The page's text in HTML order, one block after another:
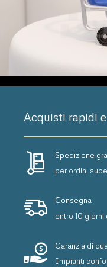
Acquisti rapidi
Spedizione
per ordini
Consegna
entro 10
Garanzia di
Impianti